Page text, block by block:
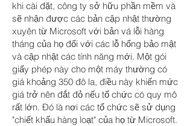
khi cài đặt, công ty sở hữu phần mềm và
sẽ nhận được các bản cập nhật thường
xuyên từ Microsoft với bản vá lỗi hàng
tháng của họ đối với các lỗ hổng bảo mật
và cập nhật các tính năng mới. Một gói
giấy phép này cho một máy thường có
giá khoảng 350 đô la, điều này khiến mức
giá trở nên đắt đỏ nếu tổ chức có quy mô
rất lớn. Đó là nơi các tổ chức sẽ sử dụng
"chiết khấu hàng loạt" của họ từ Microsoft.